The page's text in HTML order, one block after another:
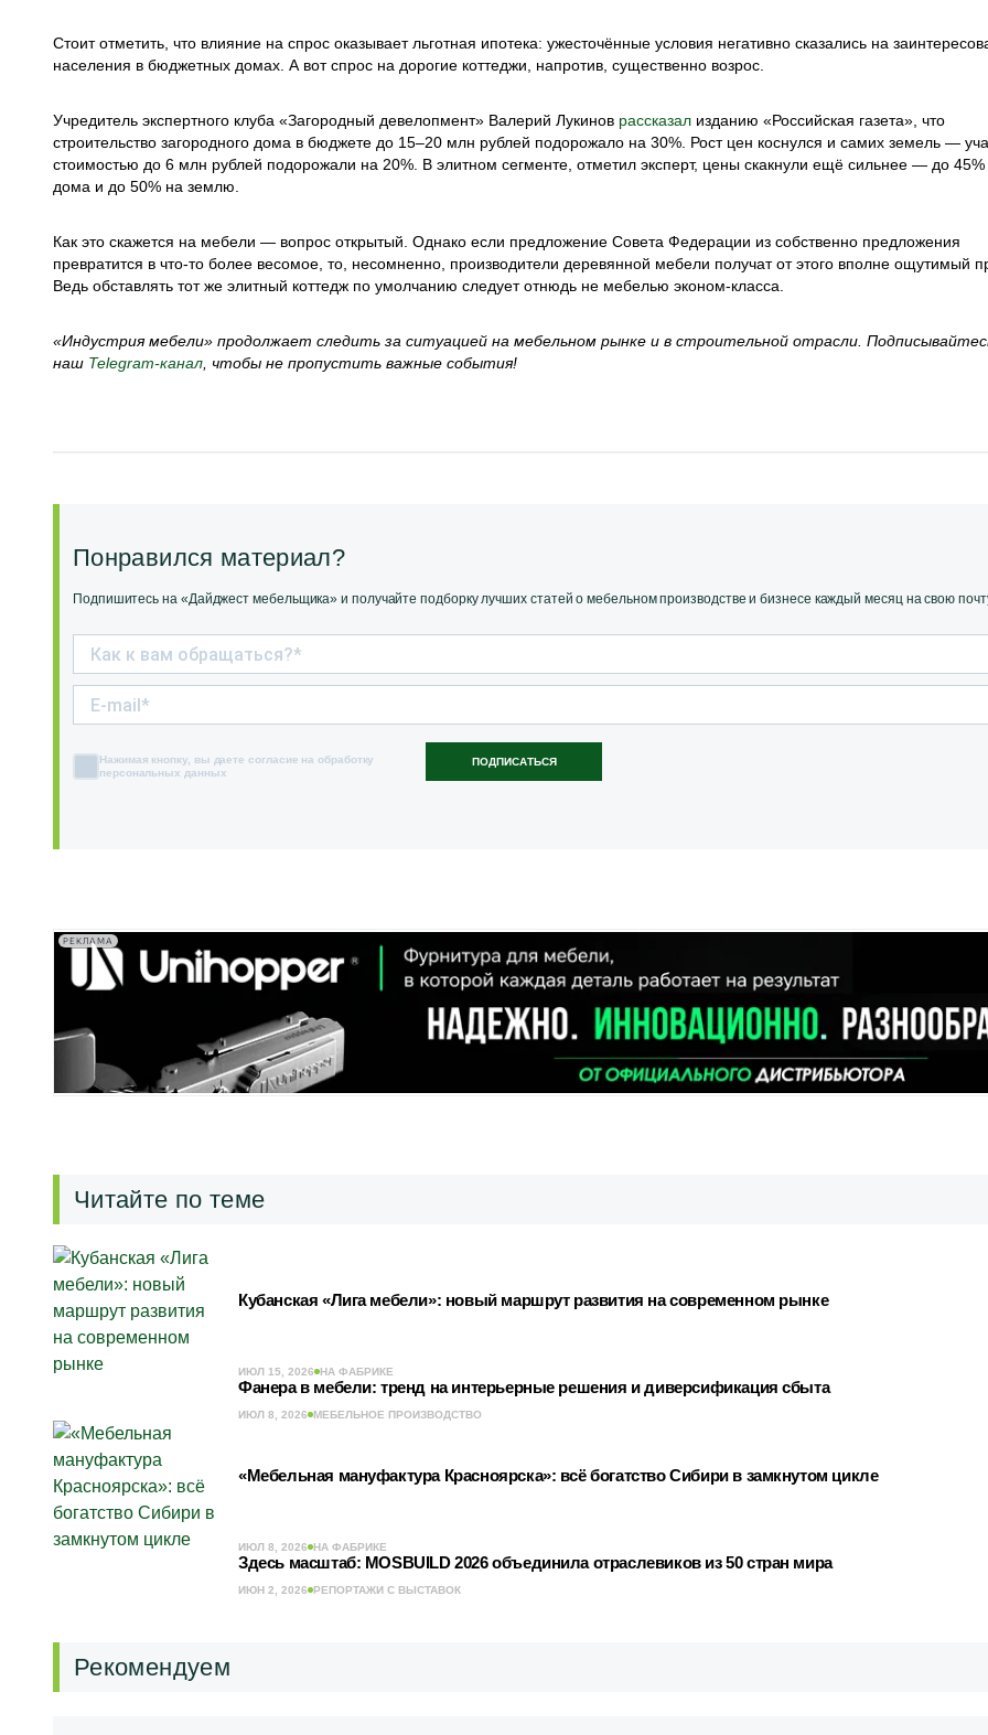
Стоит отметить, что влияние на спрос оказывает льготная ипотека: ужесточённые условия негативно сказались на
населения в бюджетных домах. А вот спрос на дорогие коттеджи, напротив, существенно возрос.
Учредитель экспертного клуба «Загородный девелопмент» Валерий Лукинов рассказал изданию «Российская газета», что
строительство загородного дома в бюджете до 15–20 млн рублей подорожало на 30%. Рост цен коснулся и самих земель —
стоимостью до 6 млн рублей подорожали на 20%. В элитном сегменте, отметил эксперт, цены скакнули ещё сильнее — до 45%
дома и до 50% на землю.
Как это скажется на мебели — вопрос открытый. Однако если предложение Совета Федерации из собственно предложения
превратится в что-то более весомое, то, несомненно, производители деревянной мебели получат от этого вполне ощутимый
Ведь обставлять тот же элитный коттедж по умолчанию следует отнюдь не мебелью эконом-класса.
«Индустрия мебели» продолжает следить за ситуацией на мебельном рынке и в строительной отрасли.
наш Telegram-канал , чтобы не пропустить важные события!
Понравился материал?
Подпишитесь на «Дайджест мебельщика» и получайте подборку лучших статей о мебельном производстве и бизнесе каждый месяц на свою
ПОДПИСАТЬСЯ
Нажимая кнопку, вы даете согласие на обработку
персональных данных
РЕКЛАМА
Читайте по теме
Кубанская «Лига мебели»: новый маршрут развития на современном рынке
ИЮЛ 15, 2026 НА ФАБРИКЕ
Фанера в мебели: тренд на интерьерные решения и диверсификация сбыта
ИЮЛ 8, 2026 МЕБЕЛЬНОЕ ПРОИЗВОДСТВО
«Мебельная мануфактура Красноярска»: всё богатство Сибири в замкнутом цикле
ИЮЛ 8, 2026 НА ФАБРИКЕ
Здесь масштаб: MOSBUILD 2026 объединила отраслевиков из 50 стран мира
ИЮН 2, 2026 РЕПОРТАЖИ С ВЫСТАВОК
Рекомендуем